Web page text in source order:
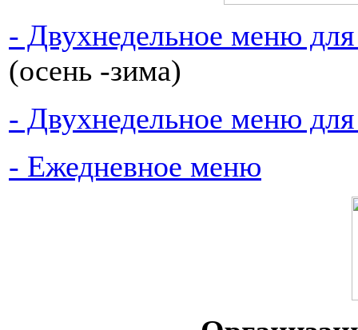
- Двухнедельное меню для
(осень -зима)
- Двухнедельное меню для
- Ежедневное меню